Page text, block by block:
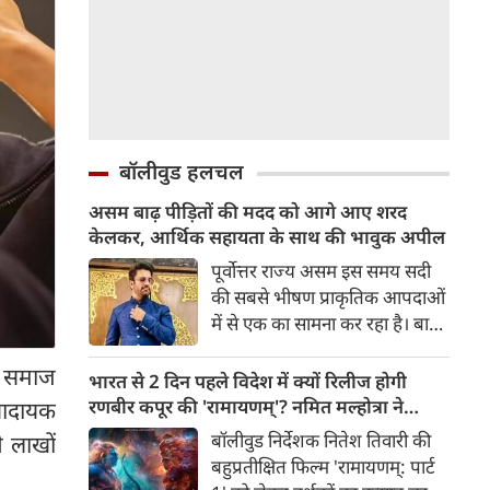
समाज
लाखों
बॉलीवुड हलचल
असम बाढ़ पीड़ितों की मदद को आगे आए शरद
केलकर, आर्थिक सहायता के साथ की भावुक अपील
पूर्वोत्तर राज्य असम इस समय सदी
की सबसे भीषण प्राकृतिक आपदाओं
में से एक का सामना कर रहा है। बाढ़
को अस्त-व्यस्त कर दिया है। जहां
एक तरफ राज्य के कई जिले पानी में
डूब चुके हैं और लोग बुनियादी चीज़ों
के लिए तरस रहे हैं, वहीं दूसरी तरफ
इस मुश्किल समय में मनोरंजन जगत
भारत से 2 दिन पहले विदेश में क्यों रिलीज होगी
रणबीर कपूर की 'रामायणम्'? नमित मल्होत्रा ने
बताया रिलीज प्लानबॉलीवुड निर्देशक नितेश तिवारी की
बहुप्रतीक्षित फिल्म 'रामायणम्: पार्ट